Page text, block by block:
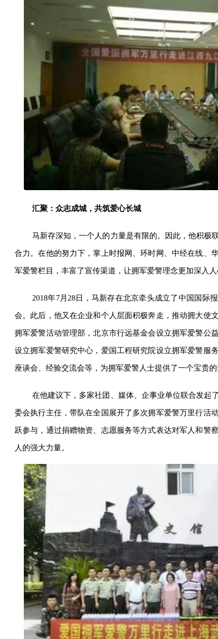
汇聚：众志成城，共筑爱心长城
马新存深知，一个人的力量是有限的。因此，他积极
合力。在他的努力下，掌上时报网、环时网、中经在线、
军爱警栏目，丰富了宣传渠道，让拥军爱警理念更加深入
2018年7月28日，马新存在北京牵头成立了中国国际
会。此后，他又在企业和个人层面积极奔走，推动拥大使
拥军爱警活动管理部，北京市行远基金会设立拥军爱警公
设立拥军爱警研究中心，爱国工程研究院设立拥军爱警服
座谈会、经验交流会等，为拥军爱警人士提供了一个宝贵
在他建议下，多家社团、媒体、企事业单位联合发起
委会执行主任，带队在全国展开了多次拥军爱警万里行活
跃参与，通过捐赠物资、志愿服务等方式表达对军人和警
人的强大力量。